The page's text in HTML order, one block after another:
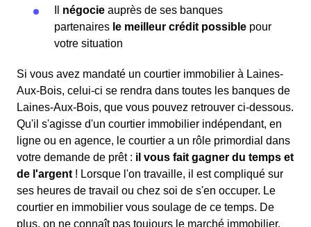
négocie auprès de ses banques
partenaires le meilleur crédit possible pour
votre situation
Si vous avez mandaté un courtier immobilier à Laines-
Aux-Bois, celui-ci se rendra dans toutes les banques de
Laines-Aux-Bois, que vous pouvez retrouver ci-dessous.
Qu'il s'agisse d'un courtier immobilier indépendant, en
ligne ou en agence, le courtier a un rôle primordial dans
votre demande de prêt : il vous fait gagner du temps et
de l'argent ! Lorsque l'on travaille, il est compliqué sur
ses heures de travail ou chez soi de s'en occuper. Le
courtier en immobilier vous soulage de ce temps. De
plus, on ne connaît pas toujours le marché immobilier,